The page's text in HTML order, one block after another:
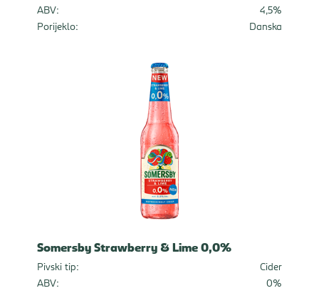
ABV:
4,5%
Porijeklo:
Danska
Somersby Strawberry & Lime 0,0%
Pivski tip:
Cider
ABV:
0%